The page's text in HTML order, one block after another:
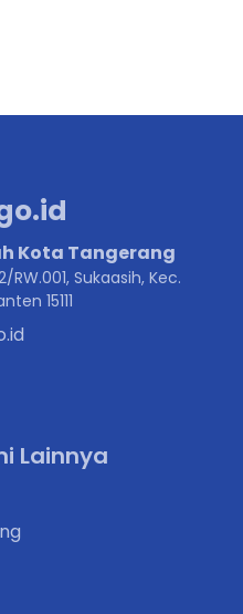
Kota Tangerang
RW.001, Sukaasih, Kec.
15111
Lainnya